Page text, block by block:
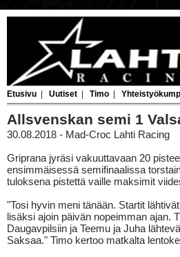
Etusivu Uutiset Timo
Allsvenskan semi 1
30.08.2018 - Mad-Croc Lahti Racing
Griprana jyräsi vakuuttavaan 20
ensimmäisessä semifinaalissa
tuloksena pistettä vaille maksimit
"Tosi hyvin meni tänään. Startit
lisäksi ajoin päivän nopeimman ajan.
Daugavpilsiin ja Teemu ja Juha
Saksaa." Timo kertoo matkalta